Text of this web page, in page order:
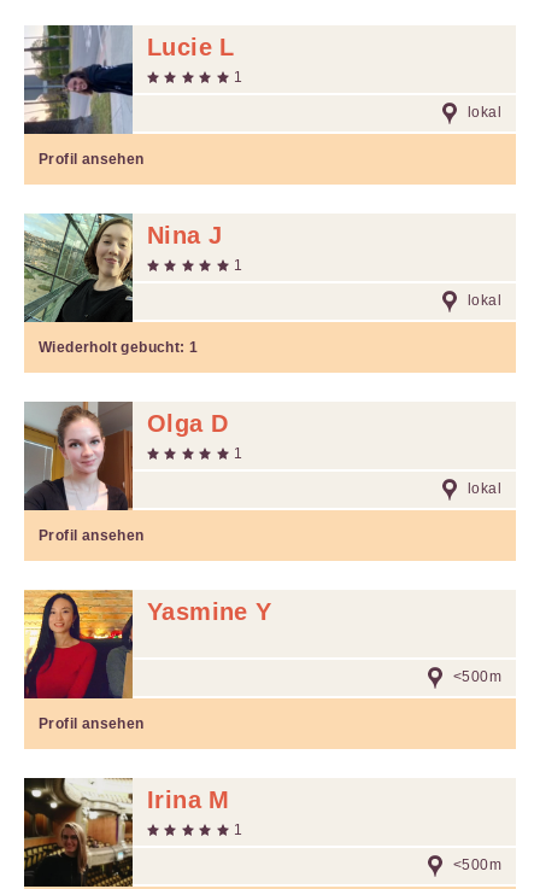
Lucie L
1
lokal
Profil ansehen
Nina J
1
lokal
Wiederholt gebucht:1
Olga D
1
lokal
Profil ansehen
Yasmine Y
<500m
Profil ansehen
Irina M
1
<500m